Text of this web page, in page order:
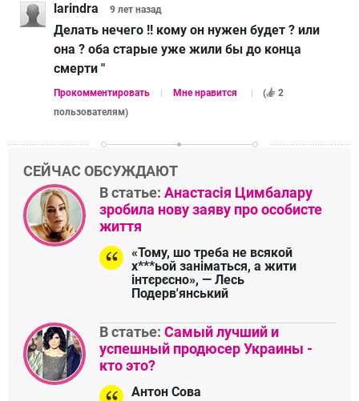
larindra 9 лет назад
Делать нечего !! кому он нужен будет ? или
она ? оба старые уже жили бы до конца
смерти "
Прокомментировать Мне нравится (
2
пользователям)
СЕЙЧАС ОБСУЖДАЮТ
В статье: Анастасія Цимбалару
зробила нову заяву про особисте
життя
«Тому, шо треба не всякой
х***ьой заніматься, а жити
інтєрєсно», — Лесь
Подерв'янський
В статье: Самый лучший и
успешный продюсер Украины -
кто это?
Антон Сова